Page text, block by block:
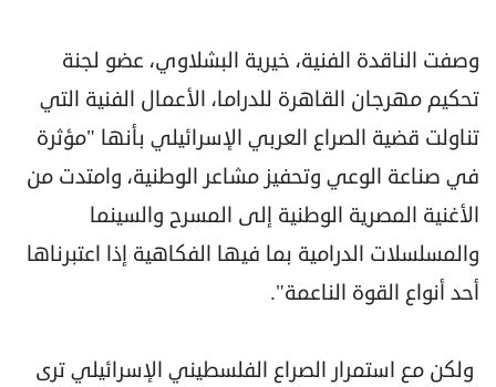
وصفت الناقدة الفنية، خيرية البشلاوي، عضو لجنة
تحكيم مهرجان القاهرة للدراما، الأعمال الفنية التي
تناولت قضية الصراع العربي الإسرائيلي بأنها "مؤثرة
في صناعة الوعي وتحفيز مشاعر الوطنية، وامتدت من
الأغنية المصرية الوطنية إلى المسرح والسينما
والمسلسلات الدرامية بما فيها الفكاهية إذا اعتبرناها
أحد أنواع القوة الناعمة".
ولكن مع استمرار الصراع الفلسطيني الإسرائيلي ترى